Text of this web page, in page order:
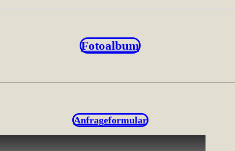
Fotoalbum
Anfrageformular